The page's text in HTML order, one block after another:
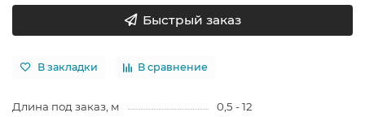
Быстрый заказ
В закладки В сравнение
Длина под заказ, м
0,5 - 12